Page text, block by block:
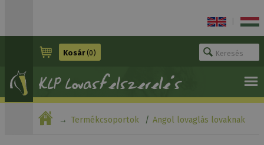
Kosár(0)
Termékcsoportok Angol lovaglás lovaknak